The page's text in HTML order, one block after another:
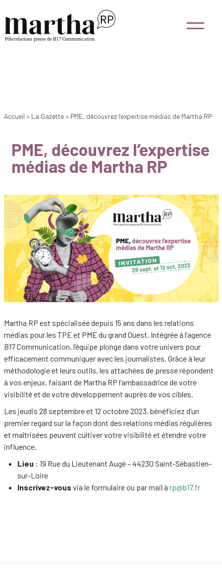
Accueil > La Gazette> PME, découvrez l’expertise médias de Martha RP
PME, découvrez l’expertise
médias de Martha RP
Martha RP est spécialisée depuis 15 ans dans les relations
médias pour les TPE et PME du grand Ouest. Intégrée à l’agence
B17 Communication, l’équipe plonge dans votre univers pour
efficacement communiquer avec les journalistes. Grâce à leur
méthodologie et leurs outils, les attachées de presse répondent
à vos enjeux, faisant de Martha RP l’ambassadrice de votre
visibilité et de votre développement auprès de vos cibles.
Les jeudis 28 septembre et 12 octobre 2023, bénéficiez d’un
premier regard sur la façon dont des relations médias régulières
et maîtrisées peuvent cultiver votre visibilité et étendre votre
influence.
Lieu : 19 Rue du Lieutenant Augé – 44230 Saint-Sébastien-
sur-Loire
Inscrivez-vous via le formulaire ou par mail à rp@b17.fr